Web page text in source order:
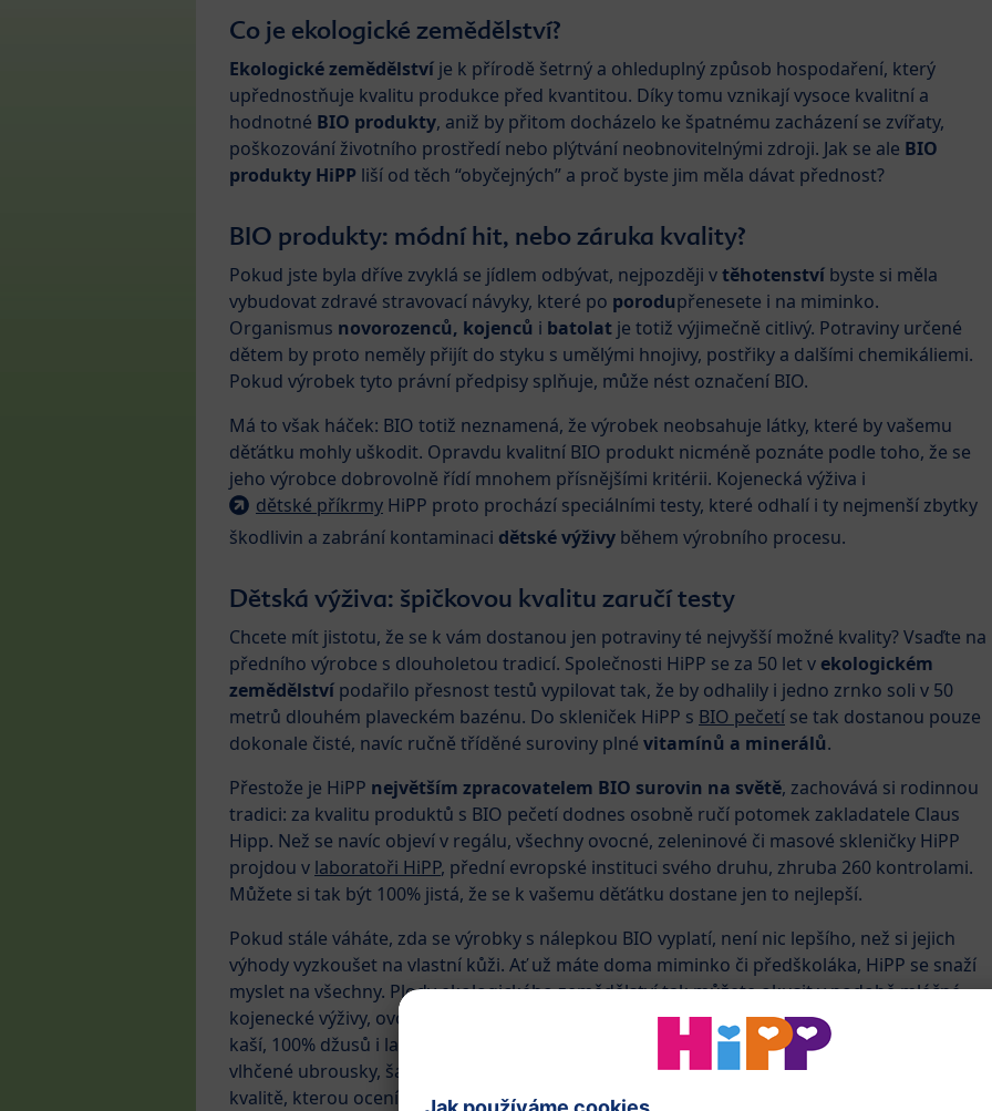
Co je ekologické zemědělství?
Ekologické zemědělství je k přírodě šetrný a ohleduplný způsob hospodaření, který
upřednostňuje kvalitu produkce před kvantitou. Díky tomu vznikají vysoce kvalitní a
hodnotné BIO produkty, aniž by přitom docházelo ke špatnému zacházení se zvířaty,
poškozování životního prostředí nebo plýtvání neobnovitelnými zdroji. Jak se ale BIO
produkty HiPP liší od těch “obyčejných” a proč byste jim měla dávat přednost?
BIO produkty: módní hit, nebo záruka kvality?
Pokud jste byla dříve zvyklá se jídlem odbývat, nejpozději vtěhotenství byste si měla
vybudovat zdravé stravovací návyky, které po porodupřenesete i na miminko.
Organismus novorozenců, kojenců i batolat je totiž výjimečně citlivý. Potraviny určené
dětem by proto neměly přijít do styku s umělými hnojivy, postřiky a dalšími chemikáliemi.
Pokud výrobek tyto právní předpisy splňuje, může nést označení BIO.
Má to však háček: BIO totiž neznamená, že výrobek neobsahuje látky, které by vašemu
děťátku mohly uškodit. Opravdu kvalitní BIO produkt nicméně poznáte podle toho, že se
jeho výrobce dobrovolně řídí mnohem přísnějšími kritérii. Kojenecká výživa i
dětské příkrmy HiPP proto prochází speciálními testy, které odhalí i ty nejmenší zbytky
škodlivin a zabrání kontaminaci dětské výživy během výrobního procesu.
Dětská výživa: špičkovou kvalitu zaručí testy
Chcete mít jistotu, že se k vám dostanou jen potraviny té nejvyšší možné kvality? Vsaďte na
předního výrobce s dlouholetou tradicí. Společnosti HiPP se za 50 let v ekologickém
zemědělství podařilo přesnost testů vypilovat tak, že by odhalily i jedno zrnko soli v 50
metrů dlouhém plaveckém bazénu. Do skleniček HiPP s BIO pečetí se tak dostanou pouze
dokonale čisté, navíc ručně tříděné suroviny plné vitamínů a minerálů.
Přestože je HiPP největším zpracovatelem BIO surovin na světě, zachovává si rodinnou
tradici: za kvalitu produktů s BIO pečetí dodnes osobně ručí potomek zakladatele Claus
Hipp. Než se navíc objeví v regálu, všechny ovocné, zeleninové či masové skleničky HiPP
projdou v laboratoři HiPP, přední evropské instituci svého druhu, zhruba 260 kontrolami.
Můžete si tak být 100% jistá, že se k vašemu děťátku dostane jen to nejlepší.
Pokud stále váháte, zda se výrobky s nálepkou BIO vyplatí, není nic lepšího, než si jejich
výhody vyzkoušet na vlastní kůži. Ať už máte doma miminko či předškoláka, HiPP se snaží
myslet na všechny. Plody ekologického zemědělství tak můžete okusit v podobě mléčné
kojenecké výživy, ovocných, zeleninových i masových příkrmů, mléčných a obilných
kaší, 100% džusů i lahodných svačinek. Mimoto v nabídce navíc najdete také extra jemné
vlhčené ubrousky, šampony, mléka, krémy a další kosmetiku s mandlovým olejem v BIO
kvalitě, kterou ocení děti i dospělí bez ohledu na věk.